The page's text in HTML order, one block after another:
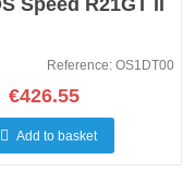
Speed R21GT II
Reference: OS1DT00
€426.55
Add to basket